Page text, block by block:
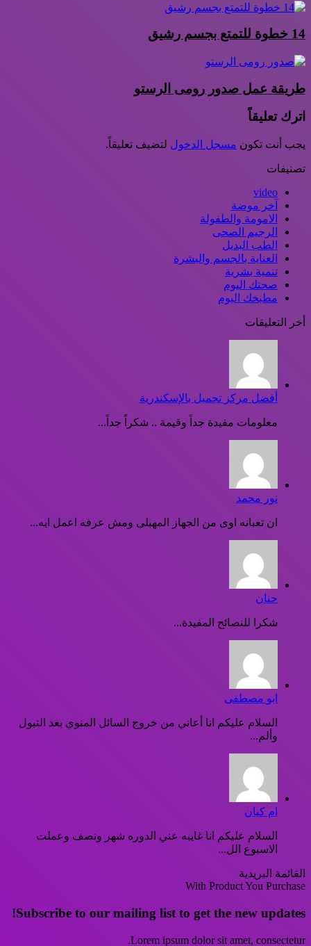
14 خطوة للتمتع بجسم رشيق
طريقة عمل صدور رومى الرستو
اترك تعليقاً
يجب أنت تكون مسجل الدخول لتضيف تعليقاً.
تصنيفات
video
آخر موضة
الامومة والطفولة
الرجيم الصحى
الطب البديل
العناية بالجسم والبشرة
تنمية بشرية
صحتك اليوم
مطبخك اليوم
أخر التعليقات
أفضل مركز تجميل بالإسكندرية
معلومات مفيدة جداً وقيمة .. شكراً جداً...
نور محمد
ان تعبانه اوى من الجهاز المهبلى ومش عرفه اعمل ايه...
حنان
شكرا للنصائح المفيدة...
ابو مصطفى
السلام عليكم انا أعاني من خروج السائل المنوي بعد التبول
وألم...
ام كيان
السلام عليكم انا غايبه عني الدوره شهر ونصف وعملت
الاسبوع الل...
القائمة البريدية
With Product You Purchase
Subscribe to our mailing list to get the new updates!
Lorem ipsum dolor sit amet, consectetur.